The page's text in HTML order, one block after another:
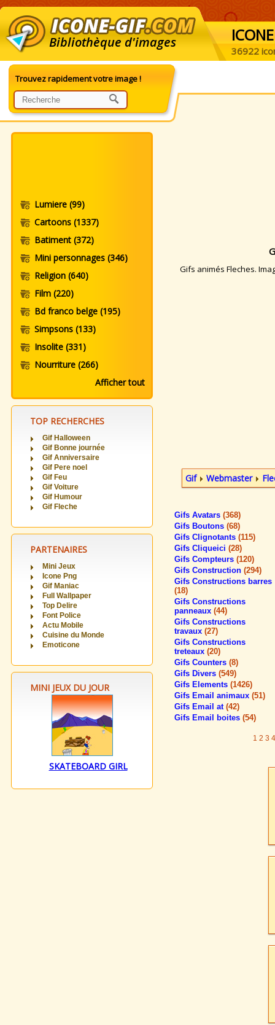
Bibliothèque d'images ICONE
36922
Trouvez rapidement votre image !
Lumiere (99)
Cartoons (1337)
Batiment (372)
Mini personnages (346)
Religion (640)
Film (220)
Bd franco belge (195)
Simpsons (133)
Insolite (331)
Nourriture (266)
Afficher tout
TOP RECHERCHES
Gif Halloween
Gif Bonne journée
Gif Anniversaire
Gif Pere noel
Gif Feu
Gif Voiture
Gif Humour
Gif Fleche
PARTENAIRES
Mini Jeux
Icone Png
Gif Maniac
Full Wallpaper
Top Delire
Font Police
Actu Mobile
Cuisine du Monde
Emoticone
MINI JEUX DU JOUR
SKATEBOARD GIRL
Gifs animés Fleches.
Gif Webmaster
Gifs Avatars (368)
Gifs Boutons (68)
Gifs Clignotants (115)
Gifs Cliqueici (28)
Gifs Compteurs (120)
Gifs Construction (294)
Gifs Constructions barres
(18)
Gifs Constructions
panneaux (44)
Gifs Constructions
travaux (27)
Gifs Constructions
treteaux (20)
Gifs Counters (8)
Gifs Divers (549)
Gifs Elements (1426)
Gifs Email animaux (51)
Gifs Email at (42)
Gifs Email boites (54)
1 2 3 4